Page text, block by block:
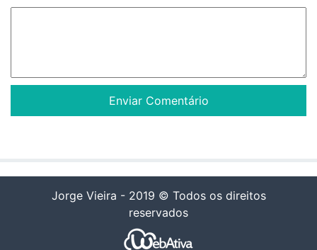
Jorge Vieira - 2019 © Todos os direitos
reservados